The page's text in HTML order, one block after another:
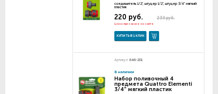
соединитель 1/2", штуцер 1/2", штуцер 3/4" мягкий
пластик
230 руб.
220 руб.
Цена при заказе на сайте
КУПИТЬ В 1 КЛИК
Артикул: 646-201
В наличии
Набор поливочный 4
предмета Quattro Elementi
3/4" мягкий пластик